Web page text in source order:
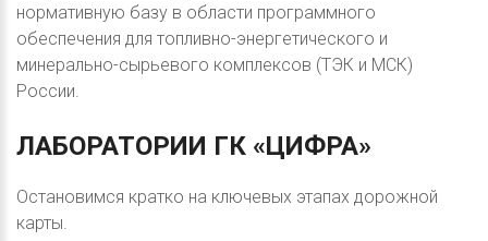
нормативную базу в области программного
обеспечения для топливно-энергетического и
минерально-сырьевого комплексов (ТЭК и МСК)
России.
ЛАБОРАТОРИИ ГК «ЦИФРА»
Остановимся кратко на ключевых этапах дорожной
карты.